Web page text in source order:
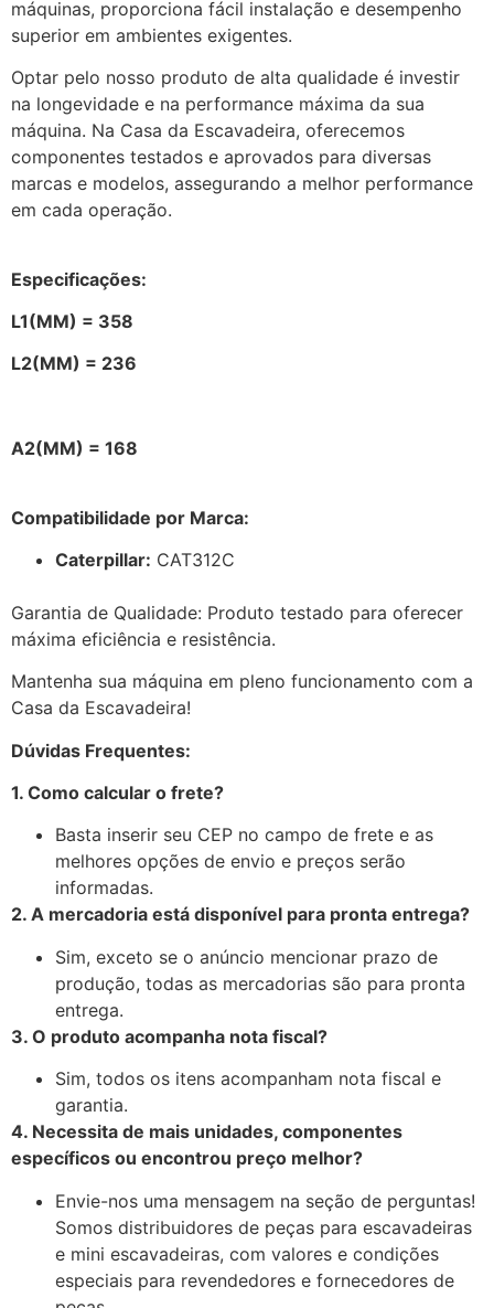
máquinas, proporciona fácil instalação e desempenho
superior em ambientes exigentes.
Optar pelo nosso produto de alta qualidade é investir
na longevidade e na performance máxima da sua
máquina. Na Casa da Escavadeira, oferecemos
componentes testados e aprovados para diversas
marcas e modelos, assegurando a melhor performance
em cada operação.
Especificações:
L1(MM) = 358
L2(MM) = 236
A2(MM) = 168
Compatibilidade por Marca:
Caterpillar: CAT312C
Garantia de Qualidade: Produto testado para oferecer
máxima eficiência e resistência.
Mantenha sua máquina em pleno funcionamento com a
Casa da Escavadeira!
Dúvidas Frequentes:
1. Como calcular o frete?
Basta inserir seu CEP no campo de frete e as
melhores opções de envio e preços serão
informadas.
2. A mercadoria está disponível para pronta entrega?
Sim, exceto se o anúncio mencionar prazo de
produção, todas as mercadorias são para pronta
entrega.
3. O produto acompanha nota fiscal?
Sim, todos os itens acompanham nota fiscal e
garantia.
4. Necessita de mais unidades, componentes
específicos ou encontrou preço melhor?
Envie-nos uma mensagem na seção de perguntas!
Somos distribuidores de peças para escavadeiras
e mini escavadeiras, com valores e condições
especiais para revendedores e fornecedores de